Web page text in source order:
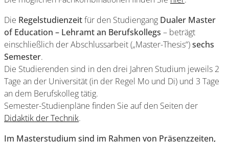
Die Regelstudienzeitfür den Studiengang Dualer Master
of Education – Lehramt an Berufskollegs – beträgt
einschließlich der Abschlussarbeit („Master-Thesis“)sechs
Semester.
Die Studierenden sind in den drei Jahren Studium jeweils 2
Tage an der Universität (in der Regel Mo und Di) und 3 Tage
an dem Berufskolleg tätig.
Semester-Studienpläne finden Sie auf den Seiten der
Didaktik der Technik.
Im Masterstudium sind im Rahmen von Präsenzzeiten,